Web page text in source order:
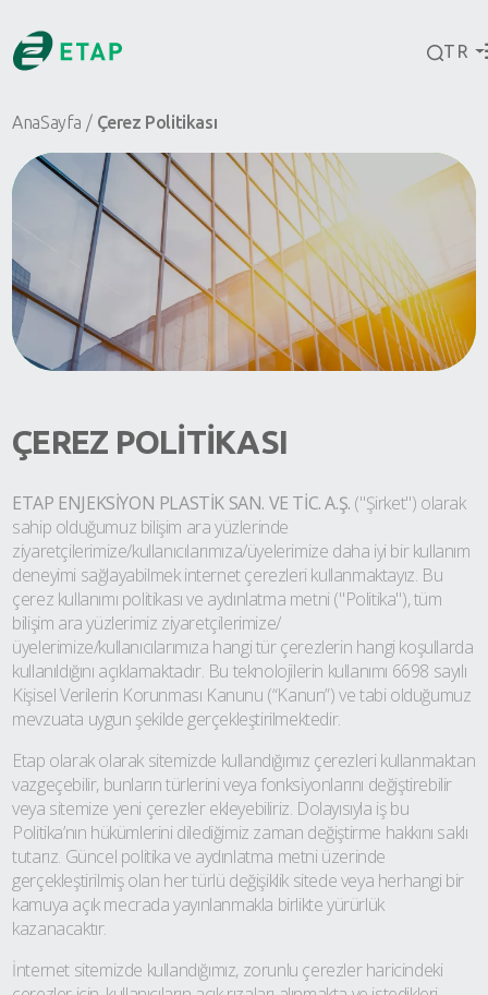
TR
AnaSayfa Çerez Politikası
ÇEREZ POLİTİKASI
ETAP ENJEKSİYON PLASTİK SAN. VE TİC. A.Ş. ("Şirket") olarak
sahip olduğumuz bilişim ara yüzlerinde
ziyaretçilerimize/kullanıcılarımıza/üyelerimize daha iyi bir kullanım
deneyimi sağlayabilmek internet çerezleri kullanmaktayız. Bu
çerez kullanımı politikası ve aydınlatma metni ("Politika"), tüm
bilişim ara yüzlerimiz ziyaretçilerimize/
üyelerimize/kullanıcılarımıza hangi tür çerezlerin hangi koşullarda
kullanıldığını açıklamaktadır. Bu teknolojilerin kullanımı 6698 sayılı
Kişisel Verilerin Korunması Kanunu (“Kanun”) ve tabi olduğumuz
mevzuata uygun şekilde gerçekleştirilmektedir.
Etap olarak olarak sitemizde kullandığımız çerezleri kullanmaktan
vazgeçebilir, bunların türlerini veya fonksiyonlarını değiştirebilir
veya sitemize yeni çerezler ekleyebiliriz. Dolayısıyla iş bu
Politika’nın hükümlerini dilediğimiz zaman değiştirme hakkını saklı
tutarız. Güncel politika ve aydınlatma metni üzerinde
gerçekleştirilmiş olan her türlü değişiklik sitede veya herhangi bir
kamuya açık mecrada yayınlanmakla birlikte yürürlük
kazanacaktır.
İnternet sitemizde kullandığımız, zorunlu çerezler haricindeki